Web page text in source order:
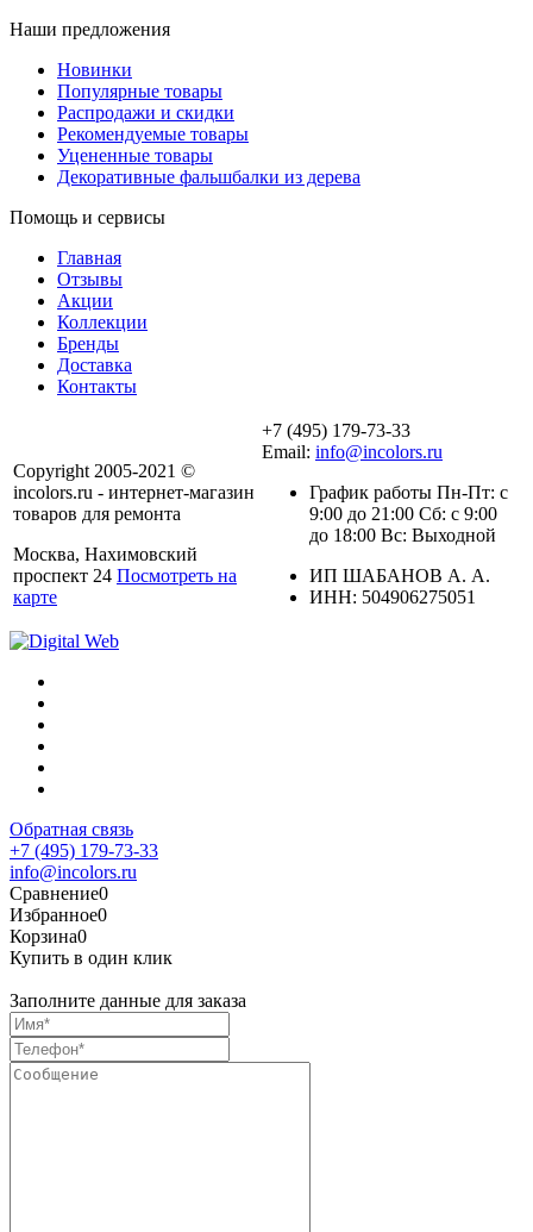
Наши предложения
Новинки
Популярные товары
Распродажи и скидки
Рекомендуемые товары
Уцененные товары
Декоративные фальшбалки из дерева
Помощь и сервисы
Главная
Отзывы
Акции
Коллекции
Бренды
Доставка
Контакты
Copyright 2005-2021 ©
incolors.ru - интернет-магазин
товаров для ремонта
Москва, Нахимовский
проспект 24 Посмотреть на
карте
+7 (495) 179-73-33
Email: info@incolors.ru
График работы Пн-Пт: с
9:00 до 21:00 Сб: с 9:00
до 18:00 Вс: Выходной
ИП ШАБАНОВ А. А.
ИНН: 504906275051
Обратная связь
+7 (495) 179-73-33
info@incolors.ru
Сравнение0
Избранное0
Корзина0
Купить в один клик
Заполните данные для заказа